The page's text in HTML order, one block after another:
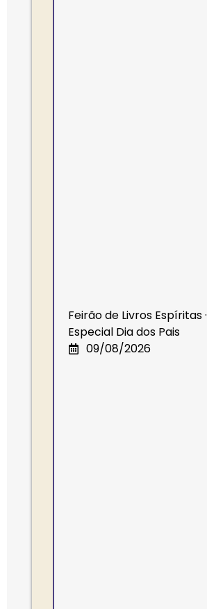
Feirão de Livros Espíritas ·
Especial Dia dos Pais
09/08/2026